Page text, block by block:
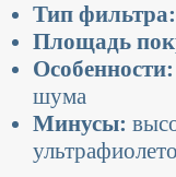
Тип фильтра:
Площадь
Особенности:
шума
Минусы: